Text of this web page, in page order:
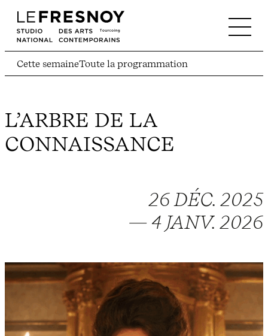
Cette semaineToute la programmation
L’ARBRE DE LA
CONNAISSANCE
26 DÉC. 2025
— 4 JANV. 2026